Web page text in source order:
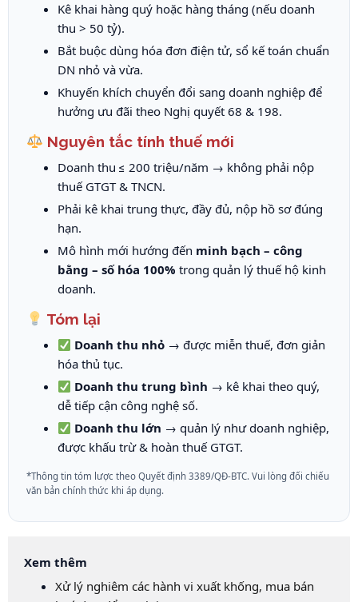
Kê khai hàng quý hoặc hàng tháng (nếu doanh
thu > 50 tỷ).
Bắt buộc dùng hóa đơn điện tử, sổ kế toán chuẩn
DN nhỏ và vừa.
Khuyến khích chuyển đổi sang doanh nghiệp để
hưởng ưu đãi theo Nghị quyết 68 & 198.
Nguyên tắc tính thuế mới
Doanh thu ≤ 200 triệu/năm → không phải nộp
thuế GTGT & TNCN.
Phải kê khai trung thực, đầy đủ, nộp hồ sơ đúng
hạn.
Mô hình mới hướng đến minh bạch – công
bằng – số hóa 100% trong quản lý thuế hộ kinh
doanh.
Tóm lại
Doanh thu nhỏ → được miễn thuế, đơn giản
hóa thủ tục.
Doanh thu trung bình → kê khai theo quý,
dễ tiếp cận công nghệ số.
Doanh thu lớn → quản lý như doanh nghiệp,
được khấu trừ & hoàn thuế GTGT.
*Thông tin tóm lược theo Quyết định 3389/QĐ-BTC. Vui lòng đối chiếu
văn bản chính thức khi áp dụng.
Xem thêm
Xử lý nghiêm các hành vi xuất khống, mua bán